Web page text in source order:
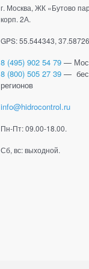
г. Москва, ЖК «Бутово
корп. 2А.
GPS: 55.544343,
8 (495) 902 54 79 —
8 (800) 505 27 39 —
регионов
info@hidrocontrol.ru
Пн-Пт: 09.00-18.00.
Сб, вс: выходной.